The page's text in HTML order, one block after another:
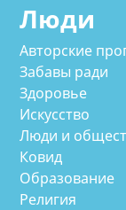
Люди
Авторские
Забавы ради
Здоровье
Искусство
Люди и
Ковид
Образование
Религия